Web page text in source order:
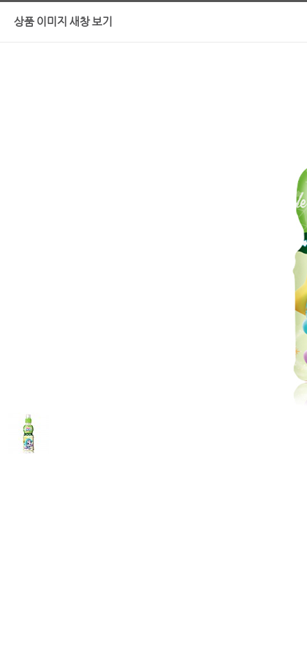
상품 이미지 새창 보기